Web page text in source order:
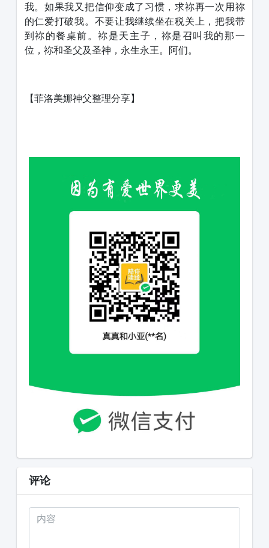
我。如果我又把信仰变成了习惯，求祢再一次用祢
的仁爱打破我。不要让我继续坐在税关上，把我带
到祢的餐桌前。祢是天主子，祢是召叫我的那一
位，祢和圣父及圣神，永生永王。阿们。
【菲洛美娜神父整理分享】
评论